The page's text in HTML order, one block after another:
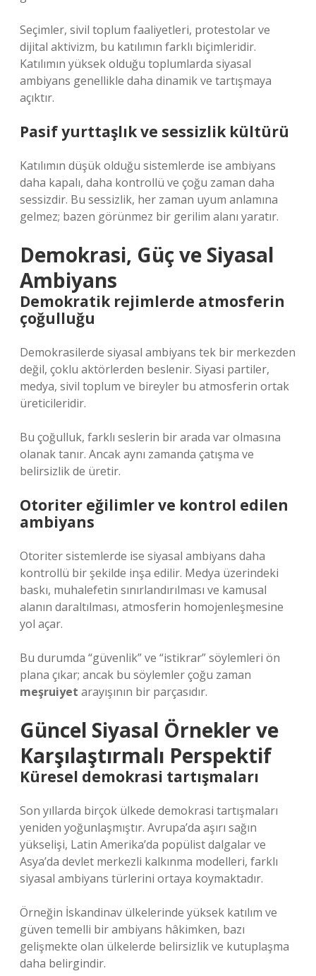
Seçimler, sivil toplum faaliyetleri, protestolar ve
dijital aktivizm, bu katılımın farklı biçimleridir.
Katılımın yüksek olduğu toplumlarda siyasal
ambiyans genellikle daha dinamik ve tartışmaya
açıktır.
Pasif yurttaşlık ve sessizlik kültürü
Katılımın düşük olduğu sistemlerde ise ambiyans
daha kapalı, daha kontrollü ve çoğu zaman daha
sessizdir. Bu sessizlik, her zaman uyum anlamına
gelmez; bazen görünmez bir gerilim alanı yaratır.
Demokrasi, Güç ve Siyasal
Ambiyans
Demokratik rejimlerde atmosferin
çoğulluğu
Demokrasilerde siyasal ambiyans tek bir merkezden
değil, çoklu aktörlerden beslenir. Siyasi partiler,
medya, sivil toplum ve bireyler bu atmosferin ortak
üreticileridir.
Bu çoğulluk, farklı seslerin bir arada var olmasına
olanak tanır. Ancak aynı zamanda çatışma ve
belirsizlik de üretir.
Otoriter eğilimler ve kontrol edilen
ambiyans
Otoriter sistemlerde ise siyasal ambiyans daha
kontrollü bir şekilde inşa edilir. Medya üzerindeki
baskı, muhalefetin sınırlandırılması ve kamusal
alanın daraltılması, atmosferin homojenleşmesine
yol açar.
Bu durumda “güvenlik” ve “istikrar” söylemleri ön
plana çıkar; ancak bu söylemler çoğu zaman
meşruiyet arayışının bir parçasıdır.
Güncel Siyasal Örnekler ve
Karşılaştırmalı Perspektif
Küresel demokrasi tartışmaları
Son yıllarda birçok ülkede demokrasi tartışmaları
yeniden yoğunlaşmıştır. Avrupa’da aşırı sağın
yükselişi, Latin Amerika’da popülist dalgalar ve
Asya’da devlet merkezli kalkınma modelleri, farklı
siyasal ambiyans türlerini ortaya koymaktadır.
Örneğin İskandinav ülkelerinde yüksek katılım ve
güven temelli bir ambiyans hâkimken, bazı
gelişmekte olan ülkelerde belirsizlik ve kutuplaşma
daha belirgindir.